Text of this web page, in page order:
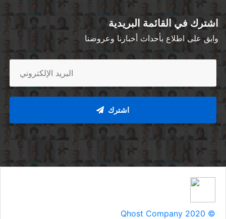
اشترك في القائمة البريدية
وابق على اطلاع بأحداث أخبارنا وعروضنا
اشترك
Qhost Company 2020 ©